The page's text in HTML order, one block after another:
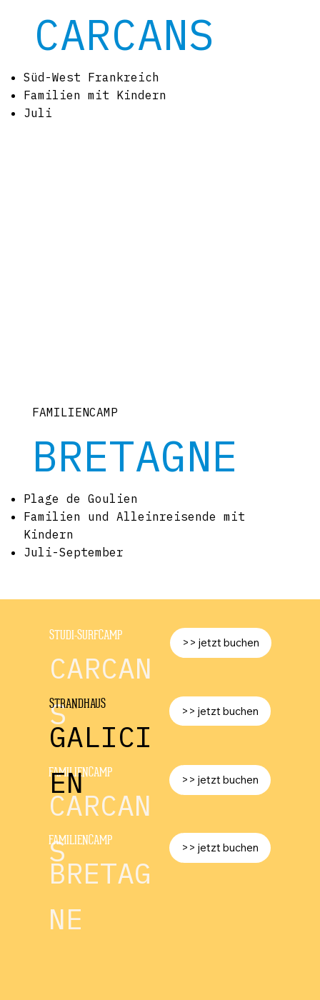
FAMILIENCAMP
BRETAGNE
Plage de Goulien
Familien und Alleinreisende mit
Kindern
Juli-September
CARCANS
Süd-West Frankreich
Familien mit Kindern
Juli
STUDI-SURFCAMP
CARCAN
S
>> jetzt buchen
FAMILIENCAMP
CARCAN
S
>> jetzt buchen
STRANDHAUS
GALICI
EN
>> jetzt buchen
FAMILIENCAMP
BRETAG
NE
>> jetzt buchen